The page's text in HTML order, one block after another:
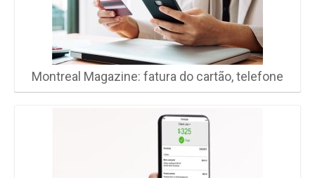
Montreal Magazine: fatura do cartão, telefone